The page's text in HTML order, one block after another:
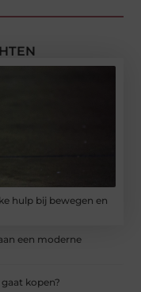
hulp bij bewegen en
een moderne
kopen?